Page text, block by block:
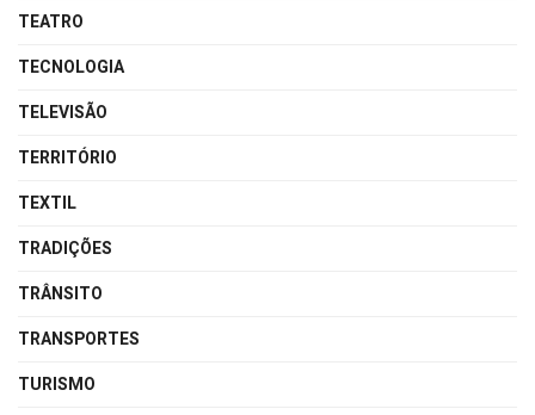
TEATRO
TECNOLOGIA
TELEVISÃO
TERRITÓRIO
TEXTIL
TRADIÇÕES
TRÂNSITO
TRANSPORTES
TURISMO